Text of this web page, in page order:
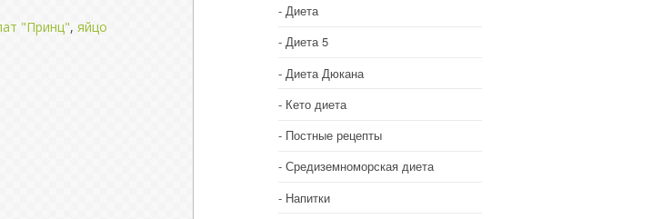
"Принц", яйцо
Диета
Диета 5
Диета Дюкана
Кето диета
Постные рецепты
Средиземноморская диета
Напитки